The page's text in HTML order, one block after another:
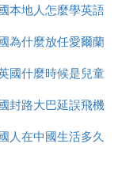
是卻頗富有。主
一口油井在1929
一頁。
有絕不下於那些
蘇丹有許多風風
戴，很大程度上
本地人怎麼學英語
為什麼放任愛爾蘭
獨立
國什麼時候是兒童
節
封路大巴延誤飛機
延誤怎麼辦
人在中國生活多久